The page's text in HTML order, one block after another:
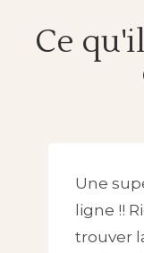
Ce
Une
ligne !!
trouver